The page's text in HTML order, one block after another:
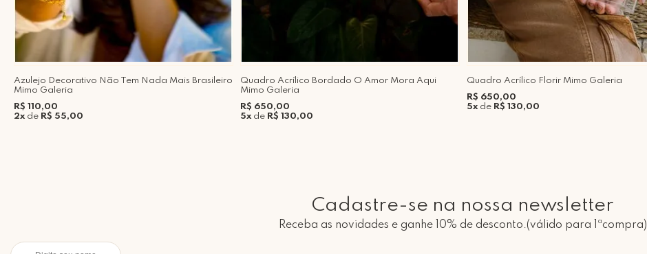
Azulejo Decorativo Não Tem Nada Mais Brasileiro
Mimo Galeria
R$ 110,00
2xde R$ 55,00
Quadro Acrílico Bordado O Amor Mora Aqui
Mimo Galeria
R$ 650,00
5xde R$ 130,00
Quadro Acrílico Florir Mimo Galeria
R$ 650,00
5xde R$ 130,00
Cadastre-se na nossa newsletter
Receba as novidades e ganhe 10% de desconto.(válido para 1ªcompra)